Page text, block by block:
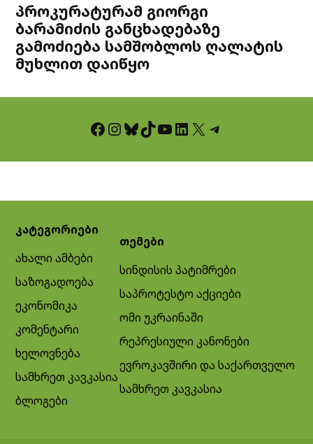
პროკურატურამ გიორგი
ბარამიძის განცხადებაზე
გამოძიება სამშობლოს ღალატის
მუხლით დაიწყო
Facebook InstagramBluesky TikTok YouTube LinkedIn X Telegram
კატეგორიები
ახალი ამბები
საზოგადოება
ეკონომიკა
კომენტარი
ხელოვნება
სამხრეთ კავკასია
ბლოგები
თემები
სინდისის პატიმრები
საპროტესტო აქციები
ომი უკრაინაში
რეპრესიული კანონები
ევროკავშირი და საქართველო
სამხრეთ კავკასია